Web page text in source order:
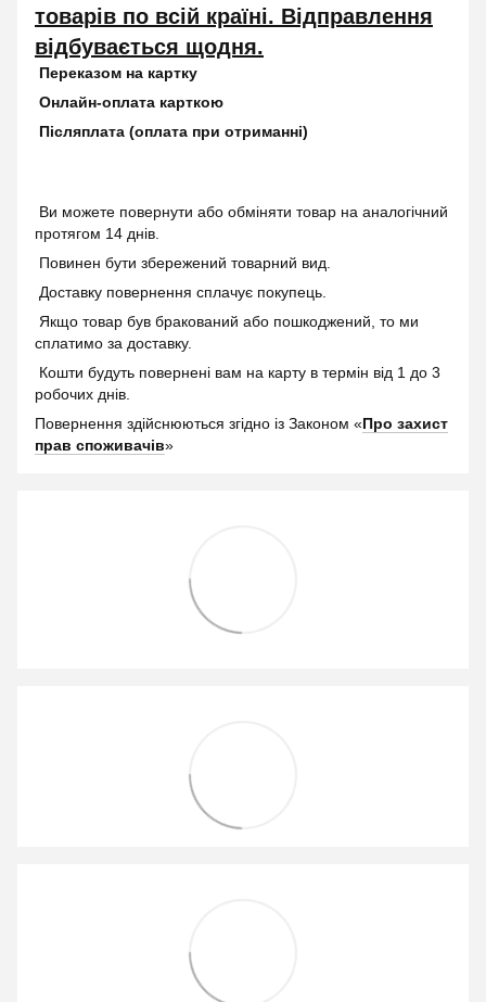
товарів по всій країні. Відправлення
відбувається щодня.
Переказом на картку
Онлайн-оплата карткою
Післяплата (оплата при отриманні)
Ви можете повернути або обміняти товар на аналогічний
протягом 14 днів.
Повинен бути збережений товарний вид.
Доставку повернення сплачує покупець.
Якщо товар був бракований або пошкоджений, то ми
сплатимо за доставку.
Кошти будуть повернені вам на карту в термін від 1 до 3
робочих днів.
Повернення здійснюються згідно із Законом «Про захист
прав споживачів»